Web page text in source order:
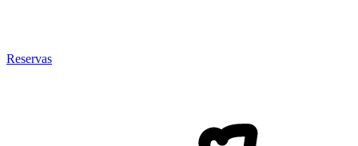
Reservas